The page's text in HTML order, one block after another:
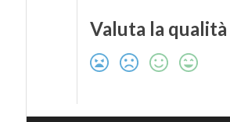
Valuta la